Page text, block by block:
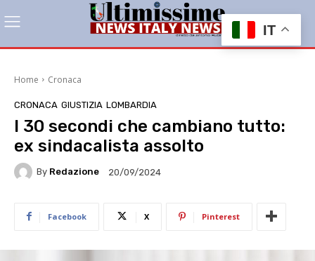
Home Cronaca
CRONACA GIUSTIZIA LOMBARDIA
I 30 secondi che cambiano tutto:
ex sindacalista assolto
By Redazione 20/09/2024
Facebook X Pinterest
IT